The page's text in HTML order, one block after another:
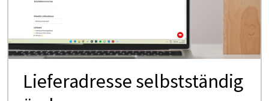
Lieferadresse selbstständig